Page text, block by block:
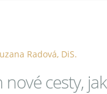
Radová, DiS.
nové cesty,